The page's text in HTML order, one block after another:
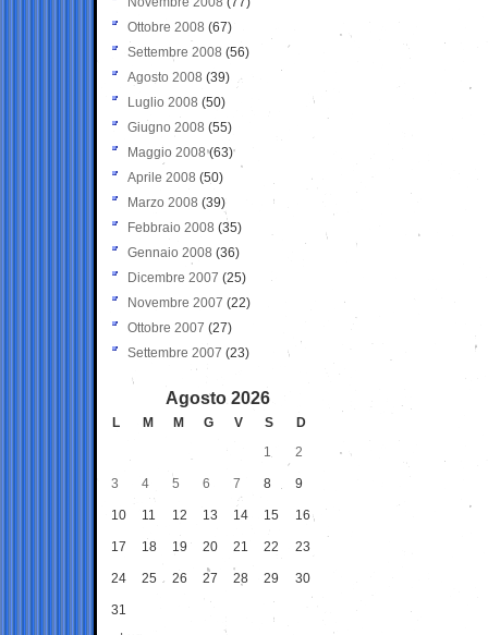
Ottobre 2008 (67)
Settembre 2008 (56)
Agosto 2008 (39)
Luglio 2008 (50)
Giugno 2008 (55)
Maggio 2008(63)
Aprile 2008 (50)
Marzo 2008 (39)
Febbraio 2008 (35)
Gennaio 2008 (36)
Dicembre 2007 (25)
Novembre 2007 (22)
Ottobre 2007 (27)
Settembre 2007 (23)
Agosto 2026
L M M G V S
D
1
2
3 4 5 6 7 8 9
10 11 12 13 14 15 16
17 18 19 20 21 22 23
24 25 26 27 28 29 30
31